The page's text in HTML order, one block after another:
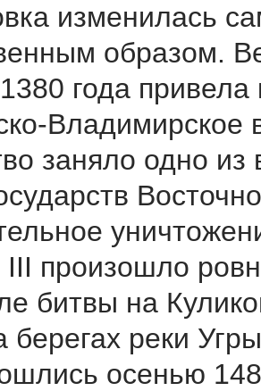
изменилась
образом.
года привела
Владимирское
заняло одно
произошло
битвы на
берегах реки
осенью